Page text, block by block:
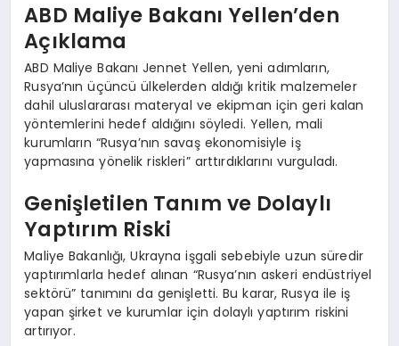
ABD Maliye Bakanı Yellen’den
Açıklama
ABD Maliye Bakanı Jennet Yellen, yeni adımların,
Rusya’nın üçüncü ülkelerden aldığı kritik malzemeler
dahil uluslararası materyal ve ekipman için geri kalan
yöntemlerini hedef aldığını söyledi. Yellen, mali
kurumların “Rusya’nın savaş ekonomisiyle iş
yapmasına yönelik riskleri” arttırdıklarını vurguladı.
Genişletilen Tanım ve Dolaylı
Yaptırım Riski
Maliye Bakanlığı, Ukrayna işgali sebebiyle uzun süredir
yaptırımlarla hedef alınan “Rusya’nın askeri endüstriyel
sektörü” tanımını da genişletti. Bu karar, Rusya ile iş
yapan şirket ve kurumlar için dolaylı yaptırım riskini
artırıyor.